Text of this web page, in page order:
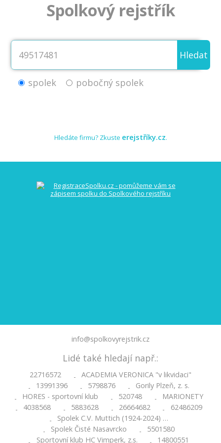
Spolkový rejstřík
Hledat
spolek pobočný spolek
Hledáte firmu? Zkuste erejstříky.cz.
info@spolkovyrejstrik.cz
Lidé také hledají např.:
22716572 -
ACADEMIA VERONICA "v likvidaci"
-
13991396 - 5798876 -
Gorily Plzeň, z. s.
-
HORES - sportovní klub - 520748 -
MARIONETY
-
4038568 - 5883628 - 26664682 -
62486209
-
Spolek C.V. Muttich (1924-2024) …
-
Spolek Čisté Nasavrcko -
5501580
Sportovní klub HC Vimperk, z.s. 14800551